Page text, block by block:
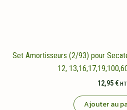
Set Amortisseurs (2/93) pour
12,
12,95 € HT
Ajouter au